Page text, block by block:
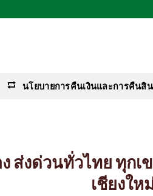
นโยบายการคืนเงินและการคืนสิ
ส่งด่วนทั่วไทย ทุก
เชียงให